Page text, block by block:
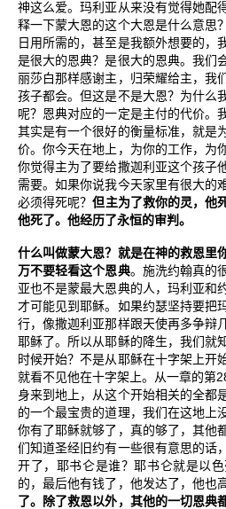
神这么爱。玛利亚从来没有觉得她配
释一下蒙大恩的这个大恩是什么意思
日用所需的，甚至是我额外想要的，
是很大的恩典？是很大的恩典。我们
丽莎白那样感谢主，归荣耀给主，我
孩子都会。但这是不是大恩？为什么
呢？恩典对应的一定是主付的代价。
其实是有一个很好的衡量标准，就是
价。你今天在地上，为你的工作，为
你觉得主为了要给撒迦利亚这个孩子
需要。如果你说我今天家里有很大的
必须得死呢？但主为了救你的灵，他
他死了。他经历了永恒的审判。
什么叫做蒙大恩？就是在神的救恩里
万不要轻看这个恩典。施洗约翰真的
亚也不是蒙最大恩典的人，玛利亚和
才可能见到耶稣。如果约瑟坚持要把
行，像撒迦利亚那样跟天使再多争辩
耶稣了。所以从耶稣的降生，我们就
时候开始？不是从耶稣在十字架上开
就看不见他在十字架上。从一章的第
身来到地上，从这个开始相关的全都
的一个最宝贵的道理，我们在这地上
你有了耶稣就够了，真的够了，其他
们知道圣经旧约有一些很有意思的话
开了，耶书仑是谁？耶书仑就是以
的，最后他有钱了，他发达了，他也
了。除了救恩以外，其他的一切恩典